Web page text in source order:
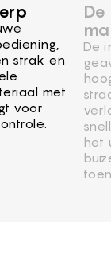
strak en
met
voor
De
het